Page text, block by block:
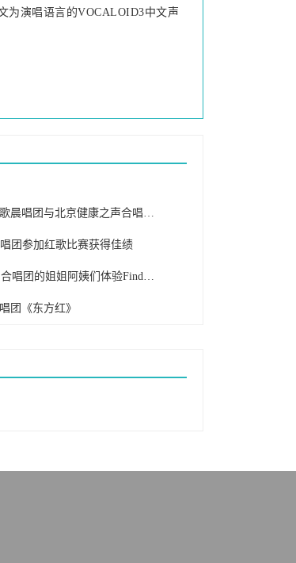
为演唱语言的VOCALOID3中文声
【推介怀仁】怀仁红歌晨唱团与北京健康之声合唱团2017重阳节联欢
团参加红歌比赛获得佳绩
跟着Find钢琴唱红歌,合唱团的姐姐阿姨们体验Find智能钢琴魅力
团《东方红》